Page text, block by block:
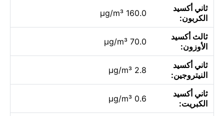
ثاني أكسيد
الكربون:
160.0 µg/m³
ثالث أكسيد
الأوزون:
70.0 µg/m³
ثاني أكسيد
النيتروجين:
2.8 µg/m³
ثاني أكسيد
الكبريت:
0.6 µg/m³